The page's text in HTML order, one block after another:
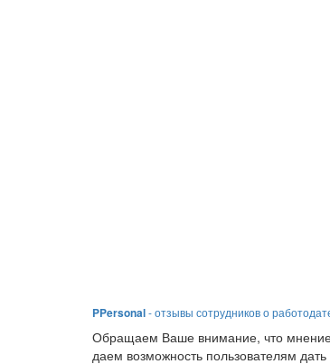
PPersonal- отзывы сотрудников о
Обращаем Ваше внимание, что
даем возможность пользователям